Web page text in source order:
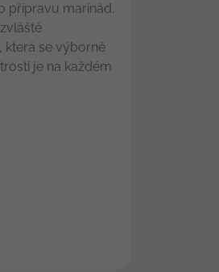
přípravu marinád.
se výborně
je na každém